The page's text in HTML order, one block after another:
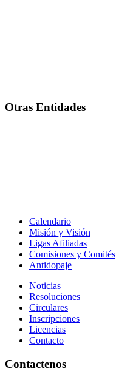
Otras Entidades
Calendario
Misión y Visión
Ligas Afiliadas
Comisiones y Comités
Antidopaje
Noticias
Resoluciones
Circulares
Inscripciones
Licencias
Contacto
Contactenos